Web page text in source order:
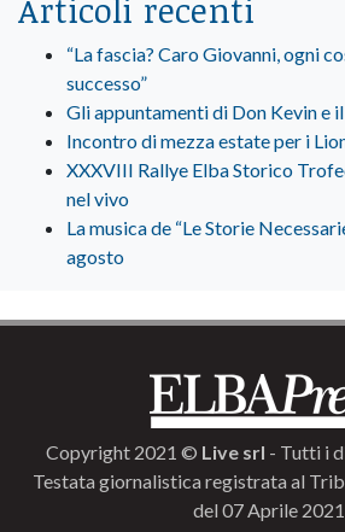
Articoli recenti
“La fascia? Caro Giovanni, ogni
successo”
Gli appuntamenti di Don Kevin e
Incontro di mezza estate per i
XXXVIII Rallye Elba Storico
nel vivo
La musica de “Le Storie
agosto
Copyright 2021 © Live srl - Tutti i
Testata giornalistica registrata al
del 07 Aprile